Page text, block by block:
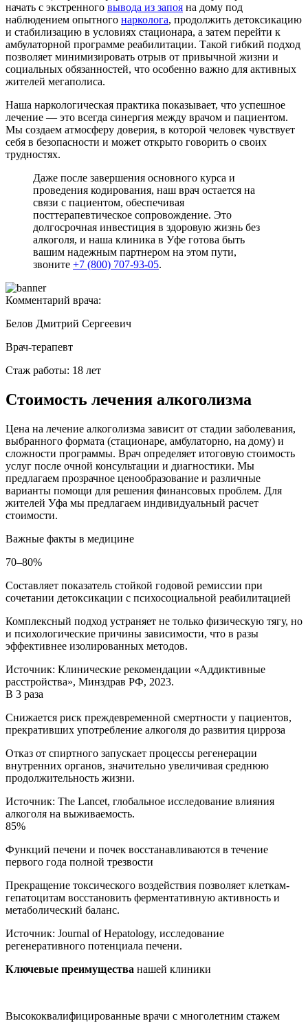
начать с экстренного вывода из запоя на дому под
наблюдением опытного нарколога, продолжить детоксикацию
и стабилизацию в условиях стационара, а затем перейти к
амбулаторной программе реабилитации. Такой гибкий подход
позволяет минимизировать отрыв от привычной жизни и
социальных обязанностей, что особенно важно для активных
жителей мегаполиса.
Наша наркологическая практика показывает, что успешное
лечение — это всегда синергия между врачом и пациентом.
Мы создаем атмосферу доверия, в которой человек чувствует
себя в безопасности и может открыто говорить о своих
трудностях.
Даже после завершения основного курса и
проведения кодирования, наш врач остается на
связи с пациентом, обеспечивая
посттерапевтическое сопровождение. Это
долгосрочная инвестиция в здоровую жизнь без
алкоголя, и наша клиника в Уфе готова быть
вашим надежным партнером на этом пути,
звоните +7 (800) 707-93-05.
Комментарий врача:
Белов Дмитрий Сергеевич
Врач-терапевт
Стаж работы: 18 лет
Стоимость лечения алкоголизма
Цена на лечение алкоголизма зависит от стадии заболевания,
выбранного формата (стационаре, амбулаторно, на дому) и
сложности программы. Врач определяет итоговую стоимость
услуг после очной консультации и диагностики. Мы
предлагаем прозрачное ценообразование и различные
варианты помощи для решения финансовых проблем. Для
жителей Уфа мы предлагаем индивидуальный расчет
стоимости.
Важные факты в медицине
70–80%
Составляет показатель стойкой годовой ремиссии при
сочетании детоксикации с психосоциальной реабилитацией
Комплексный подход устраняет не только физическую тягу, но
и психологические причины зависимости, что в разы
эффективнее изолированных методов.
Источник: Клинические рекомендации «Аддиктивные
расстройства», Минздрав РФ, 2023.
В 3 раза
Снижается риск преждевременной смертности у пациентов,
прекративших употребление алкоголя до развития цирроза
Отказ от спиртного запускает процессы регенерации
внутренних органов, значительно увеличивая среднюю
продолжительность жизни.
Источник: The Lancet, глобальное исследование влияния
алкоголя на выживаемость.
85%
Функций печени и почек восстанавливаются в течение
первого года полной трезвости
Прекращение токсического воздействия позволяет клеткам-
гепатоцитам восстановить ферментативную активность и
метаболический баланс.
Источник: Journal of Hepatology, исследование
регенеративного потенциала печени.
Ключевые преимущества нашей клиники
Высококвалифицированные врачи с многолетним стажем